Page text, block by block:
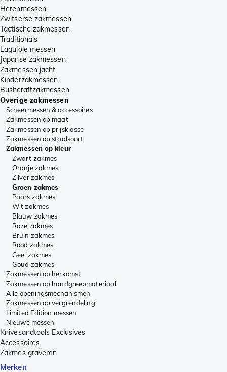
Herenmessen
Zwitserse zakmessen
Tactische zakmessen
Traditionals
Laguiole messen
Japanse zakmessen
Zakmessen jacht
Kinderzakmessen
Bushcraftzakmessen
Overige zakmessen
Scheermessen & accessoires
Zakmessen op maat
Zakmessen op prijsklasse
Zakmessen op staalsoort
Zakmessen op kleur
Zwart zakmes
Oranje zakmes
Zilver zakmes
Groen zakmes
Paars zakmes
Wit zakmes
Blauw zakmes
Roze zakmes
Bruin zakmes
Rood zakmes
Geel zakmes
Goud zakmes
Zakmessen op herkomst
Zakmessen op handgreepmateriaal
Alle openingsmechanismen
Zakmessen op vergrendeling
Limited Edition messen
Nieuwe messen
Knivesandtools Exclusives
Accessoires
Zakmes graveren
Merken